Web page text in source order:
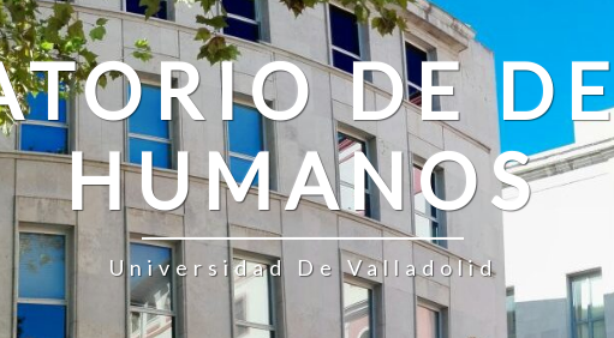
DE
HUMANOS
Universidad De Valladolid